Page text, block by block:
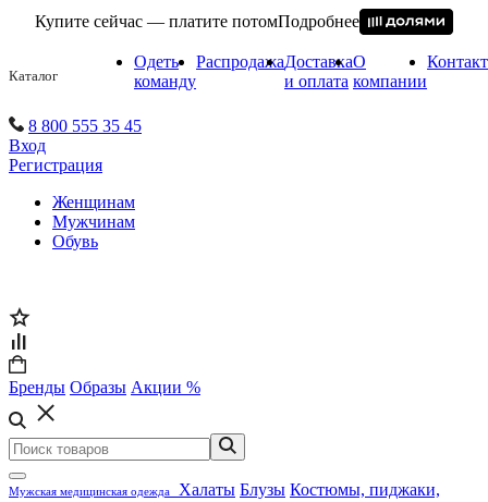
Купите сейчас — платите потомПодробнее
Каталог
Одеть
команду
РаспродажаДоставка
и оплата
О
компании
8 800 555 35 45
Вход
Регистрация
Женщинам
Мужчинам
Обувь
Бренды Образы Акции %
Мужская медицинская одежда Халаты Блузы Костюмы, пиджаки,